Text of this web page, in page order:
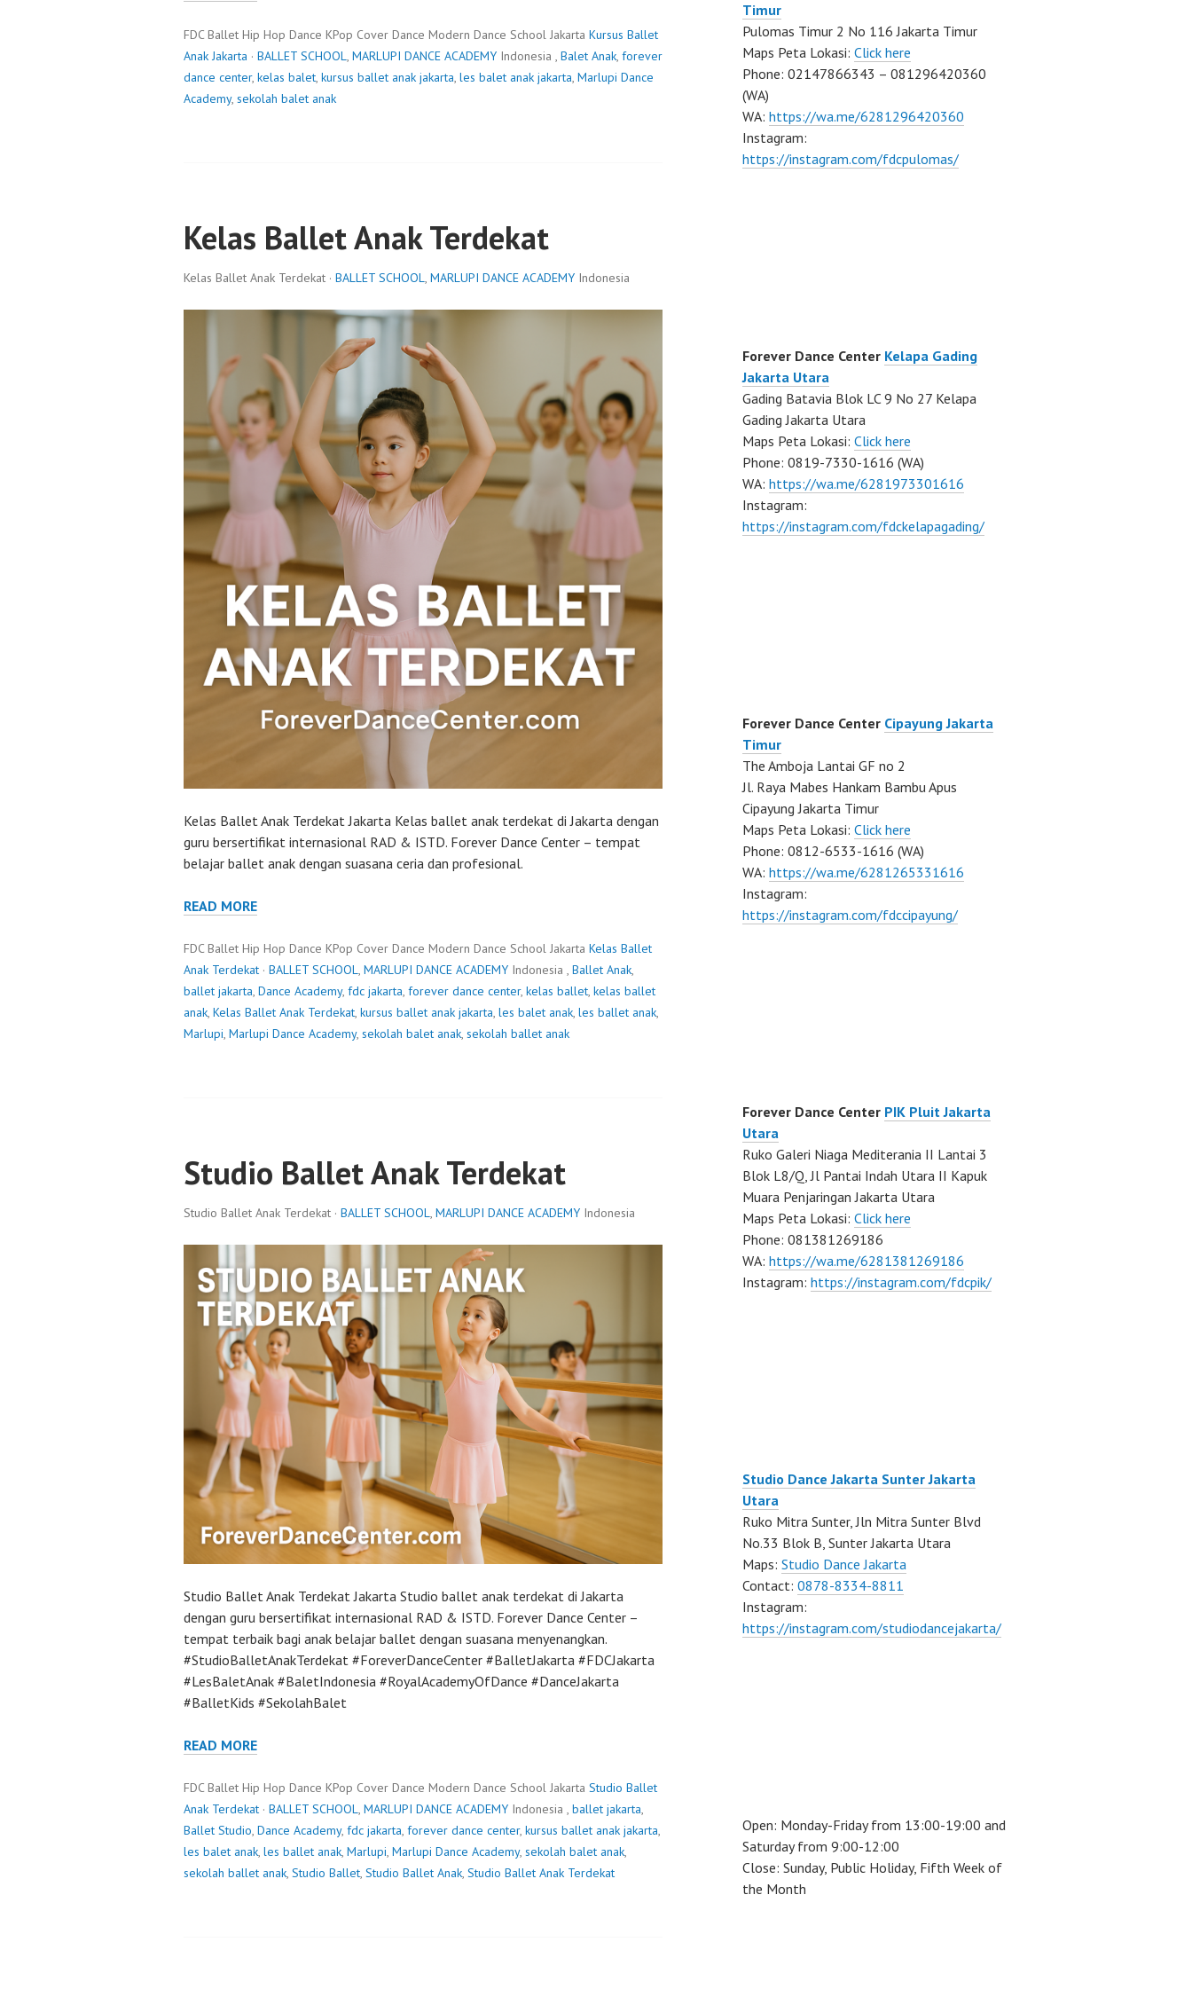
FDC Ballet Hip Hop Dance KPop Cover Dance Modern Dance School Jakarta Kursus Ballet
Anak Jakarta · BALLET SCHOOL, MARLUPI DANCE ACADEMY Indonesia , Balet Anak, forever
dance center, kelas balet, kursus ballet anak jakarta, les balet anak jakarta, Marlupi Dance
Academy, sekolah balet anak
Kelas Ballet Anak Terdekat
Kelas Ballet Anak Terdekat · BALLET SCHOOL, MARLUPI DANCE ACADEMY Indonesia
Kelas Ballet Anak Terdekat Jakarta Kelas ballet anak terdekat di Jakarta dengan
guru bersertifikat internasional RAD & ISTD. Forever Dance Center – tempat
belajar ballet anak dengan suasana ceria dan profesional.
READ MORE
FDC Ballet Hip Hop Dance KPop Cover Dance Modern Dance School Jakarta Kelas Ballet
Anak Terdekat · BALLET SCHOOL, MARLUPI DANCE ACADEMY Indonesia , Ballet Anak,
ballet jakarta, Dance Academy, fdc jakarta, forever dance center, kelas ballet, kelas ballet
anak, Kelas Ballet Anak Terdekat, kursus ballet anak jakarta, les balet anak, les ballet anak,
Marlupi, Marlupi Dance Academy, sekolah balet anak, sekolah ballet anak
Studio Ballet Anak Terdekat
Studio Ballet Anak Terdekat · BALLET SCHOOL, MARLUPI DANCE ACADEMY Indonesia
Studio Ballet Anak Terdekat Jakarta Studio ballet anak terdekat di Jakarta
dengan guru bersertifikat internasional RAD & ISTD. Forever Dance Center –
tempat terbaik bagi anak belajar ballet dengan suasana menyenangkan.
#StudioBalletAnakTerdekat #ForeverDanceCenter #BalletJakarta #FDCJakarta
#LesBaletAnak #BaletIndonesia #RoyalAcademyOfDance #DanceJakarta
#BalletKids #SekolahBalet
READ MORE
FDC Ballet Hip Hop Dance KPop Cover Dance Modern Dance School Jakarta Studio Ballet
Anak Terdekat · BALLET SCHOOL, MARLUPI DANCE ACADEMY Indonesia , ballet jakarta,
Ballet Studio, Dance Academy, fdc jakarta, forever dance center, kursus ballet anak jakarta,
les balet anak, les ballet anak, Marlupi, Marlupi Dance Academy, sekolah balet anak,
sekolah ballet anak, Studio Ballet, Studio Ballet Anak, Studio Ballet Anak Terdekat
Timur
Pulomas Timur 2 No 116 Jakarta Timur
Maps Peta Lokasi: Click here
Phone: 02147866343 – 081296420360
(WA)
WA: https://wa.me/6281296420360
Instagram:
https://instagram.com/fdcpulomas/
Forever Dance Center Kelapa Gading
Jakarta Utara
Gading Batavia Blok LC 9 No 27 Kelapa
Gading Jakarta Utara
Maps Peta Lokasi: Click here
Phone: 0819-7330-1616 (WA)
WA: https://wa.me/6281973301616
Instagram:
https://instagram.com/fdckelapagading/
Forever Dance Center Cipayung Jakarta
Timur
The Amboja Lantai GF no 2
Jl. Raya Mabes Hankam Bambu Apus
Cipayung Jakarta Timur
Maps Peta Lokasi: Click here
Phone: 0812-6533-1616 (WA)
WA: https://wa.me/6281265331616
Instagram:
https://instagram.com/fdccipayung/
Forever Dance Center PIK Pluit Jakarta
Utara
Ruko Galeri Niaga Mediterania II Lantai 3
Blok L8/Q, Jl Pantai Indah Utara II Kapuk
Muara Penjaringan Jakarta Utara
Maps Peta Lokasi: Click here
Phone: 081381269186
WA: https://wa.me/6281381269186
Instagram: https://instagram.com/fdcpik/
Studio Dance Jakarta Sunter Jakarta
Utara
Ruko Mitra Sunter, Jln Mitra Sunter Blvd
No.33 Blok B, Sunter Jakarta Utara
Maps: Studio Dance Jakarta
Contact: 0878-8334-8811
Instagram:
https://instagram.com/studiodancejakarta/
Open: Monday-Friday from 13:00-19:00 and
Saturday from 9:00-12:00
Close: Sunday, Public Holiday, Fifth Week of
the Month